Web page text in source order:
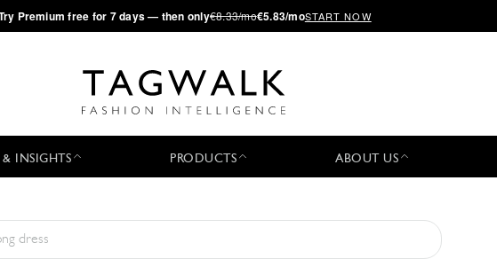
Premium free for 7 days — then only€8.33/mo€5.83/moSTART NOW
& INSIGHTS PRODUCTS ABOUT US